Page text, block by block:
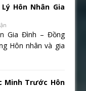
Hôn Nhân Gia
Gia Đình – Đồng
Hôn nhân và gia
Minh Trước Hôn